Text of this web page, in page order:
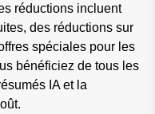
réductions incluent
des réductions sur
spéciales pour les
bénéficiez de tous les
IA et la